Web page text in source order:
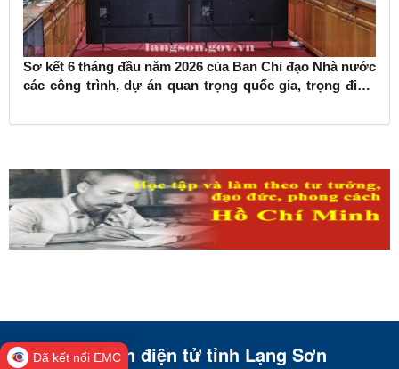
Sơ kết 6 tháng đầu năm 2026 của Ban Chỉ đạo Nhà nước
các công trình, dự án quan trọng quốc gia, trọng điểm
Cổng thông tin điện tử tỉnh Lạng Sơn
Đã kết nối EMC